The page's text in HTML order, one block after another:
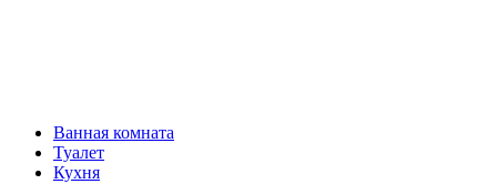
Ванная комната
Туалет
Кухня